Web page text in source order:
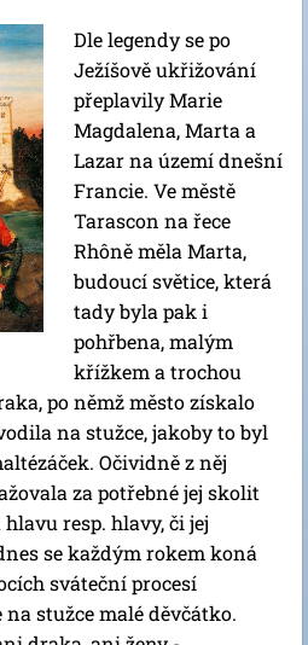
Dle legendy se po
Ježíšově ukřižování
přeplavily Marie
Magdalena, Marta a
Lazar na území dnešní
Francie. Ve městě
Tarascon na řece
Rhôně měla Marta,
budoucí světice, která
tady byla pak i
pohřbena, malým
křížkem a trochou
po němž město získalo
na stužce, jakoby to byl
Očividně z něj
za potřebné jej skolit
resp. hlavy, či jej
se každým rokem koná
sváteční procesí
stužce malé děvčátko.